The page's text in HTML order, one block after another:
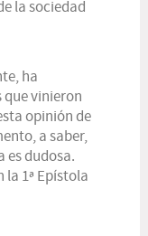
la sociedad
ha
que vinieron
opinión de
a saber,
es dudosa.
la 1ª Epístola